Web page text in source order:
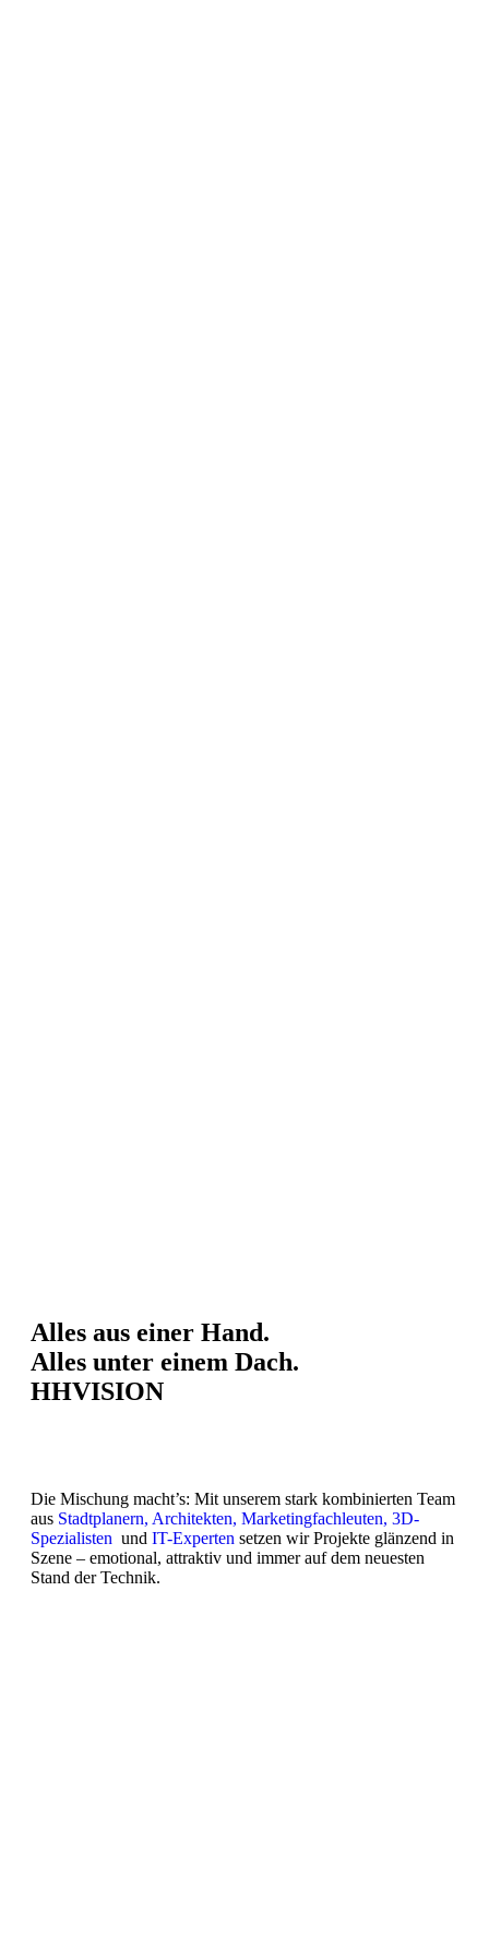
Alles aus einer Hand.
Alles unter einem Dach.
HHVISION
Die Mischung macht’s: Mit unserem stark kombinierten Team
aus Stadtplanern, Architekten, Marketingfachleuten, 3D-
Spezialisten und IT-Experten setzen wir Projekte glänzend in
Szene – emotional, attraktiv und immer auf dem neuesten
Stand der Technik.